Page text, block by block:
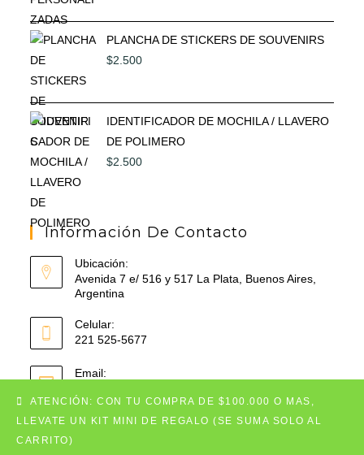
ATENCIÓN: CON TU COMPRA DE $100.000 O MAS,
LLEVATE UN KIT MINI DE REGALO (SE SUMA SOLO AL
CARRITO)
PLANCHA DE STICKERS DE SOUVENIRS
$2.500
IDENTIFICADOR DE MOCHILA / LLAVERO
DE POLIMERO
$2.500
Información De Contacto
Ubicación:
Avenida 7 e/ 516 y 517 La Plata, Buenos Aires,
Argentina
Celular:
221 525-5677
Email:
abre
en